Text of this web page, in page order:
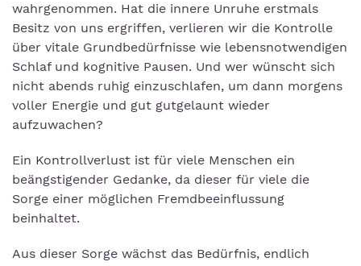
wahrgenommen. Hat die innere Unruhe erstmals
Besitz von uns ergriffen, verlieren wir die Kontrolle
über vitale Grundbedürfnisse wie lebensnotwendigen
Schlaf und kognitive Pausen. Und wer wünscht sich
nicht abends ruhig einzuschlafen, um dann morgens
voller Energie und gut gutgelaunt wieder
aufzuwachen?
Ein Kontrollverlust ist für viele Menschen ein
beängstigender Gedanke, da dieser für viele die
Sorge einer möglichen Fremdbeeinflussung
beinhaltet.
Aus dieser Sorge wächst das Bedürfnis, endlich